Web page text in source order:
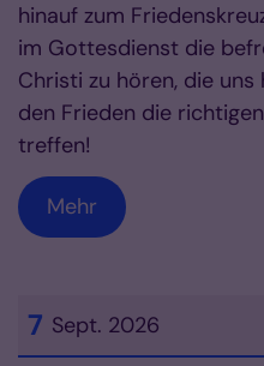
hinauf zum
im Gottesdienst die
Christi zu hören, die uns
den Frieden die
treffen!
Mehr
7 Sept. 2026